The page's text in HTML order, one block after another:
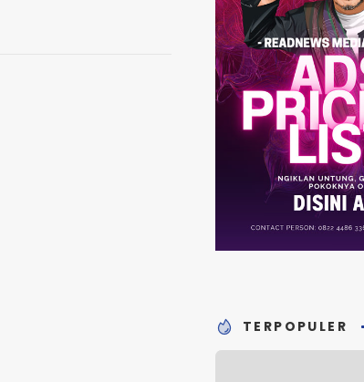
TERPOPULER